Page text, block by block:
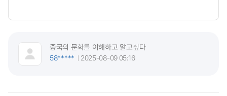
중국의 문화를 이해하고 알고싶다
58*****
2025-08-09 05:16